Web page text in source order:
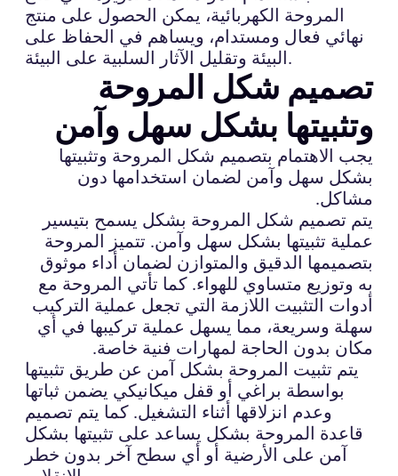
المروحة الكهربائية، يمكن الحصول على منتج
نهائي فعال ومستدام، ويساهم في الحفاظ على
البيئة وتقليل الآثار السلبية على البيئة.
تصميم شكل المروحة
وتثبيتها بشكل سهل وآمن
يجب الاهتمام بتصميم شكل المروحة وتثبيتها
بشكل سهل وآمن لضمان استخدامها دون
مشاكل.
يتم تصميم شكل المروحة بشكل يسمح بتيسير
عملية تثبيتها بشكل سهل وآمن. تتميز المروحة
بتصميمها الدقيق والمتوازن لضمان أداء موثوق
به وتوزيع متساوي للهواء. كما تأتي المروحة مع
أدوات التثبيت اللازمة التي تجعل عملية التركيب
سهلة وسريعة، مما يسهل عملية تركيبها في أي
مكان بدون الحاجة لمهارات فنية خاصة.
يتم تثبيت المروحة بشكل آمن عن طريق تثبيتها
بواسطة براغي أو قفل ميكانيكي يضمن ثباتها
وعدم انزلاقها أثناء التشغيل. كما يتم تصميم
قاعدة المروحة بشكل يساعد على تثبيتها بشكل
آمن على الأرضية أو أي سطح آخر بدون خطر